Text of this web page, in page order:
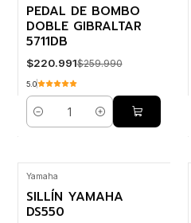
PEDAL DE BOMBO
DOBLE GIBRALTAR
5711DB
$220.991$259.990
5.0
Cantidad
Yamaha
SILLÍN YAMAHA
DS550